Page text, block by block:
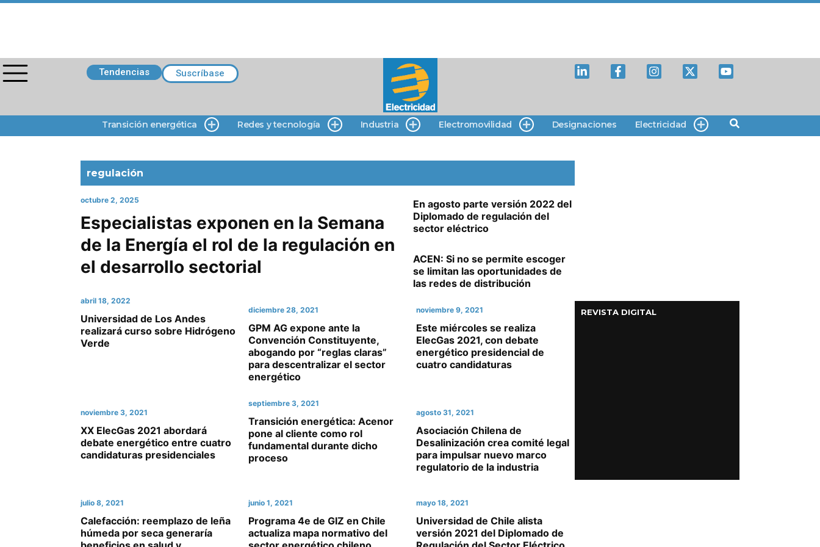
Tendencias Suscríbase
Transición energética Redes y tecnología Industria Electromovilidad Designaciones Electricidad
regulación
octubre 2, 2025
Especialistas exponen en la Semana
de la Energía el rol de la regulación en
el desarrollo sectorial
En agosto parte versión 2022 del
Diplomado de regulación del
sector eléctrico
ACEN: Si no se permite escoger
se limitan las oportunidades de
las redes de distribución
abril 18, 2022
Universidad de Los Andes
realizará curso sobre Hidrógeno
Verde
diciembre 28, 2021
GPM AG expone ante la
Convención Constituyente,
abogando por “reglas claras”
para descentralizar el sector
energético
noviembre 9, 2021
Este miércoles se realiza
ElecGas 2021, con debate
energético presidencial de
cuatro candidaturas
noviembre 3, 2021
XX ElecGas 2021 abordará
debate energético entre cuatro
candidaturas presidenciales
septiembre 3, 2021
Transición energética: Acenor
pone al cliente como rol
fundamental durante dicho
proceso
agosto 31, 2021
Asociación Chilena de
Desalinización crea comité legal
para impulsar nuevo marco
regulatorio de la industria
julio 8, 2021
Calefacción: reemplazo de leña
húmeda por seca generaría
junio 1, 2021
Programa 4e de GIZ en Chile
actualiza mapa normativo del
mayo 18, 2021
Universidad de Chile alista
versión 2021 del Diplomado de
REVISTA DIGITAL